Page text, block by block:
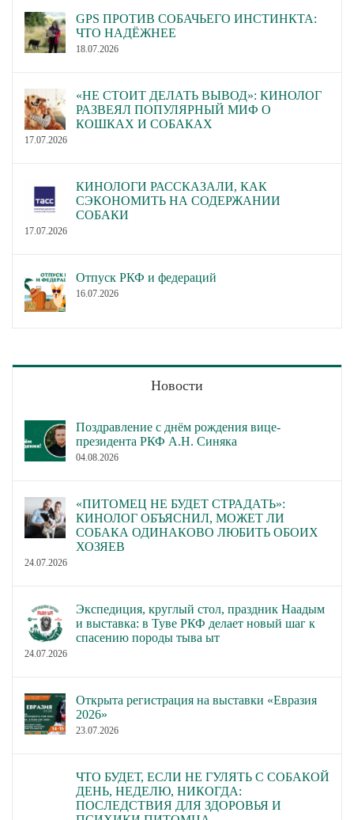
GPS ПРОТИВ СОБАЧЬЕГО ИНСТИНКТА:
ЧТО НАДЁЖНЕЕ
18.07.2026
«НЕ СТОИТ ДЕЛАТЬ ВЫВОД»: КИНОЛОГ
РАЗВЕЯЛ ПОПУЛЯРНЫЙ МИФ О
КОШКАХ И СОБАКАХ
17.07.2026
КИНОЛОГИ РАССКАЗАЛИ, КАК
СЭКОНОМИТЬ НА СОДЕРЖАНИИ
СОБАКИ
17.07.2026
Отпуск РКФ и федераций
16.07.2026
Новости
Поздравление с днём рождения вице-
президента РКФ А.Н. Синяка
04.08.2026
«ПИТОМЕЦ НЕ БУДЕТ СТРАДАТЬ»:
КИНОЛОГ ОБЪЯСНИЛ, МОЖЕТ ЛИ
СОБАКА ОДИНАКОВО ЛЮБИТЬ ОБОИХ
ХОЗЯЕВ
24.07.2026
Экспедиция, круглый стол, праздник Наадым
и выставка: в Туве РКФ делает новый шаг к
спасению породы тыва ыт
24.07.2026
Открыта регистрация на выставки «Евразия
2026»
23.07.2026
ЧТО БУДЕТ, ЕСЛИ НЕ ГУЛЯТЬ С СОБАКОЙ
ДЕНЬ, НЕДЕЛЮ, НИКОГДА:
ПОСЛЕДСТВИЯ ДЛЯ ЗДОРОВЬЯ И